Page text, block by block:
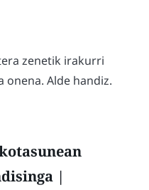
zenetik irakurri
onena. Alde handiz.
|